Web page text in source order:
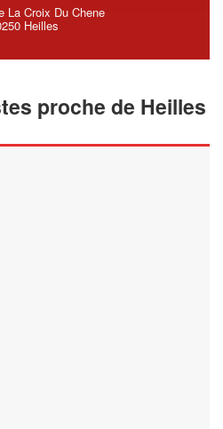
La Croix Du Chene
Heilles
proche de Heilles